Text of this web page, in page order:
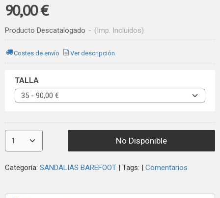
90,00 €
Producto Descatalogado - (Imp. Incluidos)
Costes de envío Ver descripción
TALLA
No Disponible
Categoría: SANDALIAS BAREFOOT | Tags: | Comentarios